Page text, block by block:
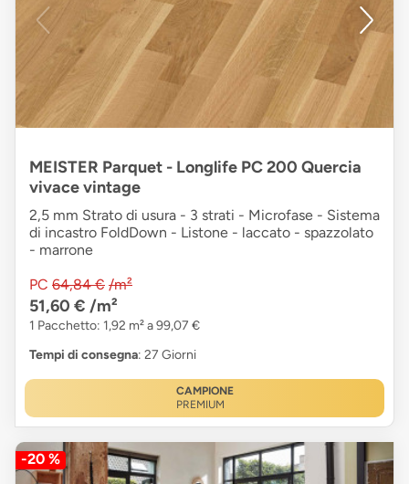
MEISTER Parquet - Longlife PC 200 Quercia
vivace vintage
2,5 mm Strato di usura - 3 strati - Microfase - Sistema
di incastro FoldDown - Listone - laccato - spazzolato
- marrone
PC 64,84 € /m²
51,60 € /m²
1 Pacchetto: 1,92 m² a 99,07 €
Tempi di consegna: 27 Giorni
CAMPIONE
PREMIUM
-20 %